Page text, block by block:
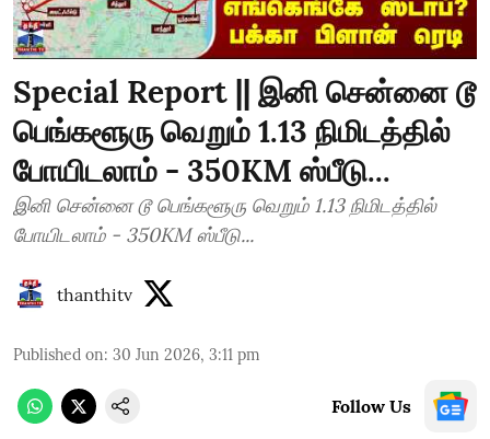
Special Report || இனி சென்னை டூ
பெங்களூரு வெறும் 1.13 நிமிடத்தில்
போயிடலாம் - 350KM ஸ்பீடு...
இனி சென்னை டூ பெங்களூரு வெறும் 1.13 நிமிடத்தில்
போயிடலாம் - 350KM ஸ்பீடு...
thanthitv
Published on: 30 Jun 2026, 3:11 pm
Follow Us